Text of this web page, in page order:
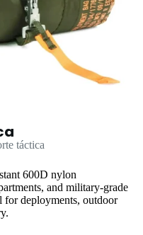
táctica
600D nylon
and military-grade
for deployments, outdoor